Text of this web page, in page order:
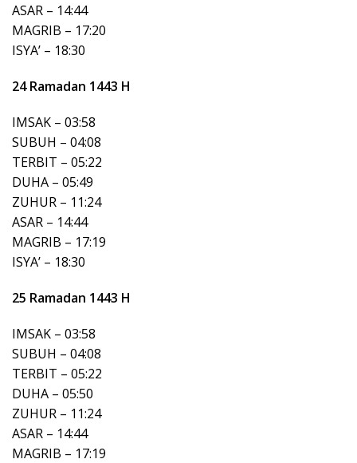
ASAR – 14:44
MAGRIB – 17:20
ISYA’ – 18:30
24 Ramadan 1443 H
IMSAK – 03:58
SUBUH – 04:08
TERBIT – 05:22
DUHA – 05:49
ZUHUR – 11:24
ASAR – 14:44
MAGRIB – 17:19
ISYA’ – 18:30
25 Ramadan 1443 H
IMSAK – 03:58
SUBUH – 04:08
TERBIT – 05:22
DUHA – 05:50
ZUHUR – 11:24
ASAR – 14:44
MAGRIB – 17:19